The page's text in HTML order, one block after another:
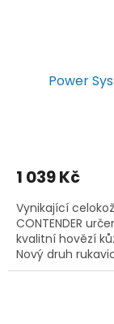
Power
1 039 Kč
Vynikající
CONTENDER
kvalitní hovězí
Nový druh